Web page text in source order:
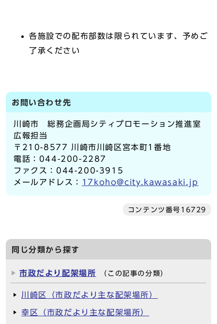
各施設での配布部数は限られています、予めご
了承ください
お問い合わせ先
川崎市 総務企画局シティプロモーション推進室
広報担当
〒210-8577 川崎市川崎区宮本町1番地
電話：044-200-2287
ファクス：044-200-3915
メールアドレス：
17koho@city.kawasaki.jp
コンテンツ番号16729
同じ分類から探す
市政だより配架場所 （この記事の分類）
川崎区（市政だより主な配架場所）
幸区（市政だより主な配架場所）